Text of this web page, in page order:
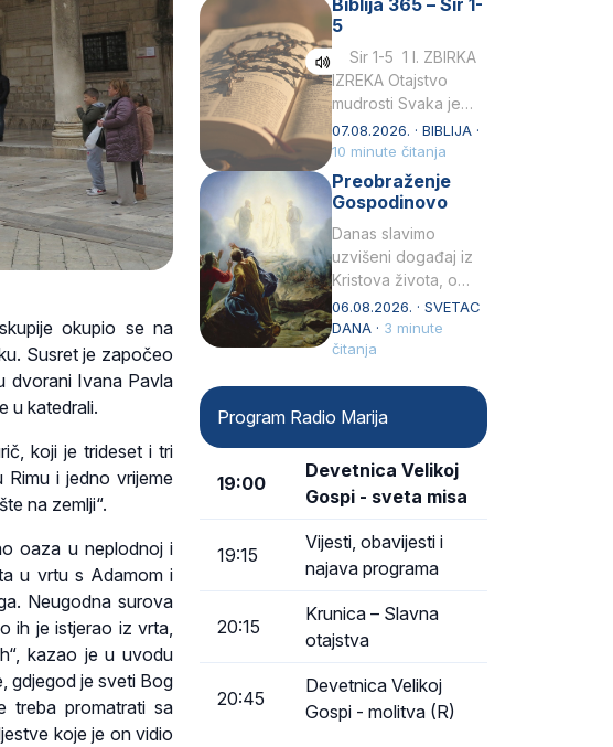
okupio se na
Susret je započeo
dvorani Ivana Pavla
u katedrali.
koji je trideset i tri
i jedno vrijeme
na zemlji“.
oaza u neplodnoj i
u vrtu s Adamom i
Neugodna surova
ih je istjerao iz vrta,
kazao je u uvodu
gdjegod je sveti Bog
treba promatrati sa
koje je on vidio
rođenjem Grk.
Obnovio je odnose s
afričkim…
Biblija 365 – Sir 1-
5
Sir 1-5 1 I. ZBIRKA
IZREKA Otajstvo
mudrosti Svaka je
mudrost od Gospoda
i s njime je dovijeka.2
Tko će…
07.08.2026. · BIBLIJA ·
10 minute čitanja
Preobraženje
Gospodinovo
Danas slavimo
uzvišeni događaj iz
Kristova života, o
kojem nas izvješćuju
evanđelisti Matej,
Marko i Luka te sveti
06.08.2026. · SVETAC
DANA · 3 minute
čitanja
Program Radio Marija
19:00
Devetnica Velikoj
Gospi - sveta misa
19:15
Vijesti, obavijesti i
najava programa
20:15
Krunica – Slavna
otajstva
20:45
Devetnica Velikoj
Gospi - molitva (R)